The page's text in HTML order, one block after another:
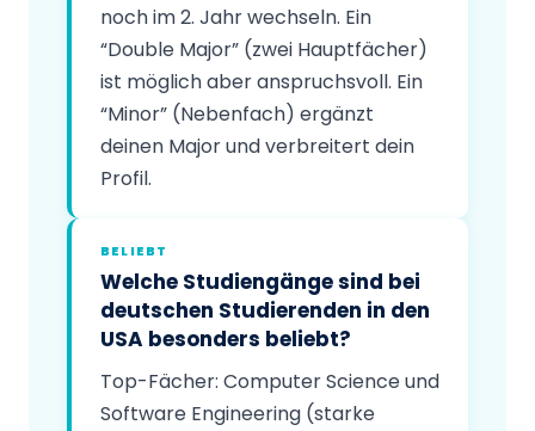
noch im 2. Jahr wechseln. Ein
“Double Major” (zwei Hauptfächer)
ist möglich aber anspruchsvoll. Ein
“Minor” (Nebenfach) ergänzt
deinen Major und verbreitert dein
Profil.
BELIEBT
Welche Studiengänge sind bei
deutschen Studierenden in den
USA besonders beliebt?
Top-Fächer: Computer Science und
Software Engineering (starke